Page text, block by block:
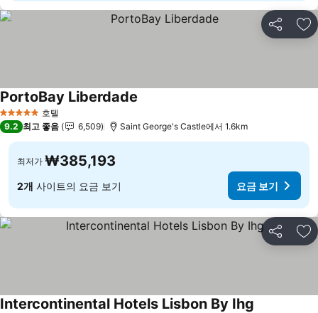
공유 즐
5 성급 호텔
PortoBay Liberdade
9.2 최고 좋음 6,509 Saint George's Castle에서 1.6km
최저가 ₩385,193
2개 사이트의 요금 보기 요금 보기
공유 즐
Intercontinental Hotels Lisbon By Ihg